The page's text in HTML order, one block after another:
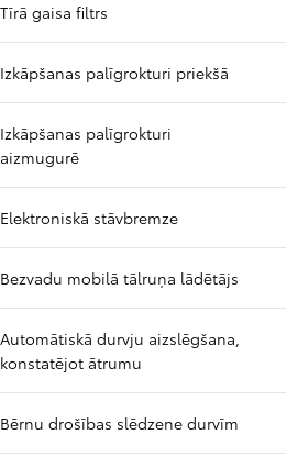
Tīrā gaisa filtrs
Izkāpšanas palīgrokturi priekšā
Izkāpšanas palīgrokturi
aizmugurē
Elektroniskā stāvbremze
Bezvadu mobilā tālruņa lādētājs
Automātiskā durvju aizslēgšana,
konstatējot ātrumu
Bērnu drošības slēdzene durvīm